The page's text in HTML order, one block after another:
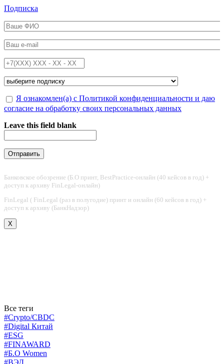
Перейти к основному содержанию
Подписка
ФИО*
Email*
Телефон*
Подписка на*
Обработка персональных данных*
Я ознакомлен(а) с Политикой конфиденциальности и даю
согласие на обработку своих персональных данных
Leave this field blank
Банковское обозрение (Б.О принт, BestPractice-онлайн (40 кейсов в год) +
доступ к архиву FinLegal-онлайн)
FinLegal ( FinLegal (раз в полугодие) принт и онлайн (60 кейсов в год) +
доступ к архиву (БанкНадзор)
X
Все теги
#Crypto/CBDC
#Digital Китай
#ESG
#FINAWARD
#Б.О Women
#ВЭД